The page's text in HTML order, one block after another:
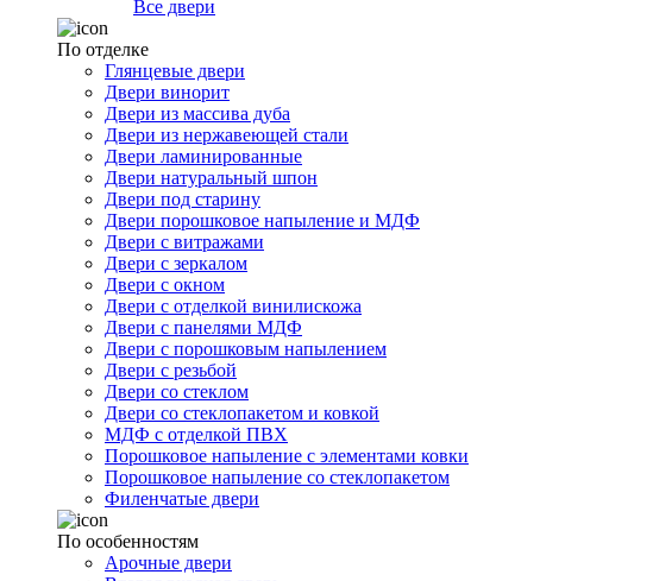
Все двери
По отделке
Глянцевые двери
Двери винорит
Двери из массива дуба
Двери из нержавеющей стали
Двери ламинированные
Двери натуральный шпон
Двери под старину
Двери порошковое напыление и МДФ
Двери с витражами
Двери с зеркалом
Двери с окном
Двери с отделкой винилискожа
Двери с панелями МДФ
Двери с порошковым напылением
Двери с резьбой
Двери со стеклом
Двери со стеклопакетом и ковкой
МДФ с отделкой ПВХ
Порошковое напыление с элементами ковки
Порошковое напыление со стеклопакетом
Филенчатые двери
По особенностям
Арочные двери